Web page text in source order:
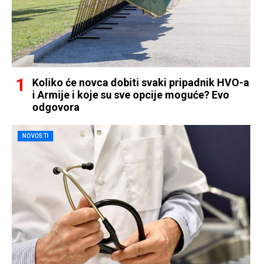
Koliko će novca dobiti svaki pripadnik HVO-a
i Armije i koje su sve opcije moguće? Evo
odgovora
NOVOSTI